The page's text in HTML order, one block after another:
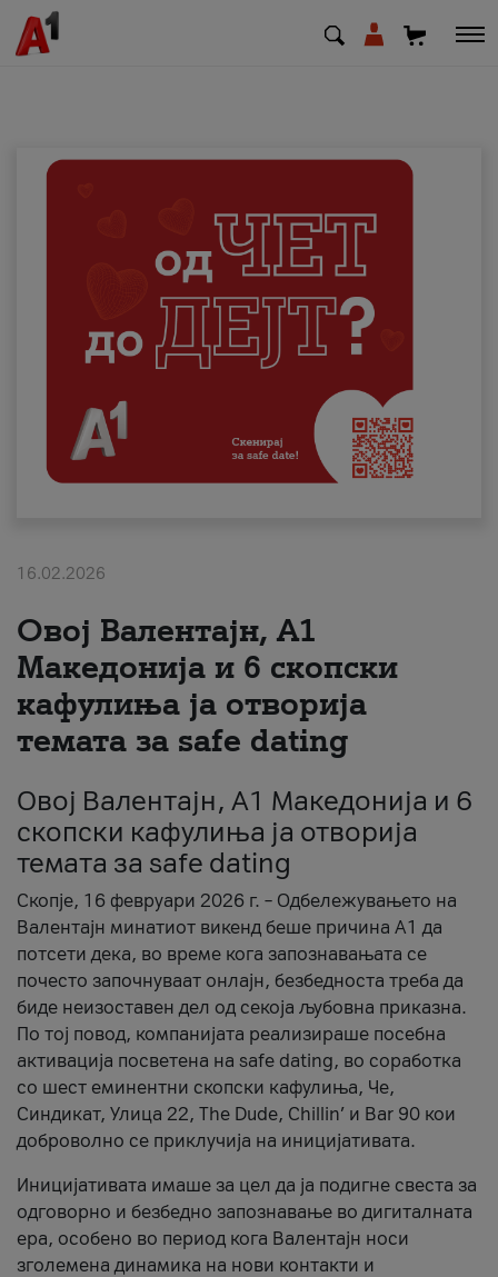
Деловни
Поддршка
Надополни кредит
Плати сметка
#ПодобарОнлајн
16.02.2026
Овој Валентајн, A1
Македонија и 6 скопски
кафулиња ја отворија
темата за safe dating
Овој Валентајн, A1 Македонија и 6
скопски кафулиња ја отворија
темата за safe dating
Скопје, 16 февруари 2026 г. – Одбележувањето на
Валентајн минатиот викенд беше причина А1 да
потсети дека, во време кога запознавањата се
почесто започнуваат онлајн, безбедноста треба да
биде неизоставен дел од секоја љубовна приказна.
По тој повод, компанијата реализираше посебна
активација посветена на safe dating, во соработка
со шест еминентни скопски кафулиња, Че,
Синдикат, Улица 22, The Dude, Chillin’ и Bar 90 кои
доброволно се приклучија на иницијативата.
Иницијативата имаше за цел да ја подигне свеста за
одговорно и безбедно запознавање во дигиталната
ера, особено во период кога Валентајн носи
зголемена динамика на нови контакти и